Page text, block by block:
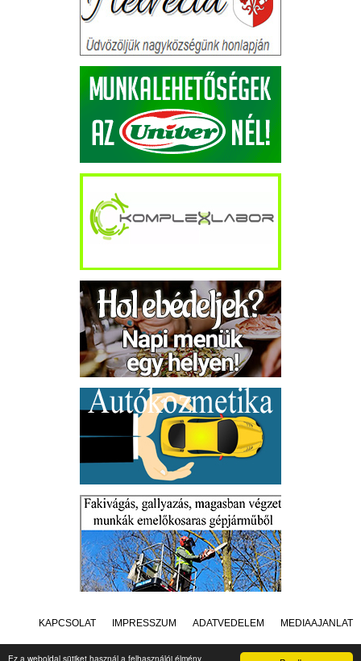
Ez a weboldal sütiket használ a felhasználói élmény
KAPCSOLAT IMPRESSZUM ADATVÉDELEM MÉDIAAJÁNLAT